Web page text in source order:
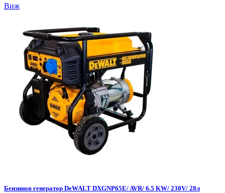
Виж
Бензинов генератор DeWALT DXGNP65E/ AVR/ 6.5 KW/ 230V/ 28л